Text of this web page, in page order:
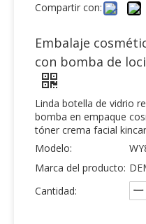
Compartir con:
Embalaje
con bomba de
Linda botella de vidrio
bomba en empaque
tóner crema facial
Modelo:
Marca del producto:
Cantidad: